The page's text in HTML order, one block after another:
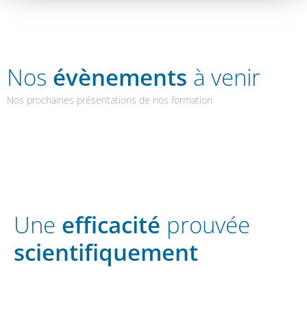
Nos évènements à venir
Nos prochaines présentations de nos formation
Une efficacité prouvée
scientifiquement